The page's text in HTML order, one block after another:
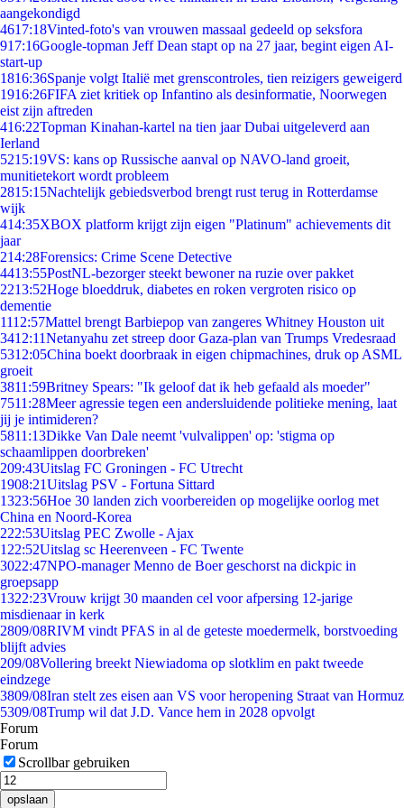
aangekondigd
4617:18Vinted-foto's van vrouwen massaal gedeeld op seksfora
917:16Google-topman Jeff Dean stapt op na 27 jaar, begint eigen AI-
start-up
1816:36Spanje volgt Italië met grenscontroles, tien reizigers geweigerd
1916:26FIFA ziet kritiek op Infantino als desinformatie, Noorwegen
eist zijn aftreden
416:22Topman Kinahan-kartel na tien jaar Dubai uitgeleverd aan
Ierland
5215:19VS: kans op Russische aanval op NAVO-land groeit,
munitietekort wordt probleem
2815:15Nachtelijk gebiedsverbod brengt rust terug in Rotterdamse
wijk
414:35XBOX platform krijgt zijn eigen "Platinum" achievements dit
jaar
214:28Forensics: Crime Scene Detective
4413:55PostNL-bezorger steekt bewoner na ruzie over pakket
2213:52Hoge bloeddruk, diabetes en roken vergroten risico op
dementie
1112:57Mattel brengt Barbiepop van zangeres Whitney Houston uit
3412:11Netanyahu zet streep door Gaza-plan van Trumps Vredesraad
5312:05China boekt doorbraak in eigen chipmachines, druk op ASML
groeit
3811:59Britney Spears: "Ik geloof dat ik heb gefaald als moeder"
7511:28Meer agressie tegen een andersluidende politieke mening, laat
jij je intimideren?
5811:13Dikke Van Dale neemt 'vulvalippen' op: 'stigma op
schaamlippen doorbreken'
209:43Uitslag FC Groningen - FC Utrecht
1908:21Uitslag PSV - Fortuna Sittard
1323:56Hoe 30 landen zich voorbereiden op mogelijke oorlog met
China en Noord-Korea
222:53Uitslag PEC Zwolle - Ajax
1 22:52Uitslag sc Heerenveen - FC Twente
3022:47NPO-manager Menno de Boer geschorst na dickpic in
groepsapp
1322:23Vrouw krijgt 30 maanden cel voor afpersing 12-jarige
misdienaar in kerk
2809/08RIVM vindt PFAS in al de geteste moedermelk, borstvoeding
blijft advies
209/08Vollering breekt Niewiadoma op slotklim en pakt tweede
eindzege
3809/08Iran stelt zes eisen aan VS voor heropening Straat van Hormuz
5309/08Trump wil dat J.D. Vance hem in 2028 opvolgt
Forum
Forum
Scrollbar gebruiken
opslaan